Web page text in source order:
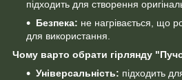
підходить для створення
Безпека: не нагрівається, що
для використання.
Чому варто обрати гірлянду
Універсальність: підходить